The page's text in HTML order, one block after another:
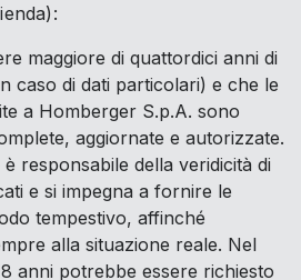
maggiore di quattordici anni di
caso di dati particolari) e che le
a Homberger S.p.A. sono
aggiornate e autorizzate.
responsabile della veridicità di
e si impegna a fornire le
tempestivo, affinché
alla situazione reale. Nel
anni potrebbe essere richiesto